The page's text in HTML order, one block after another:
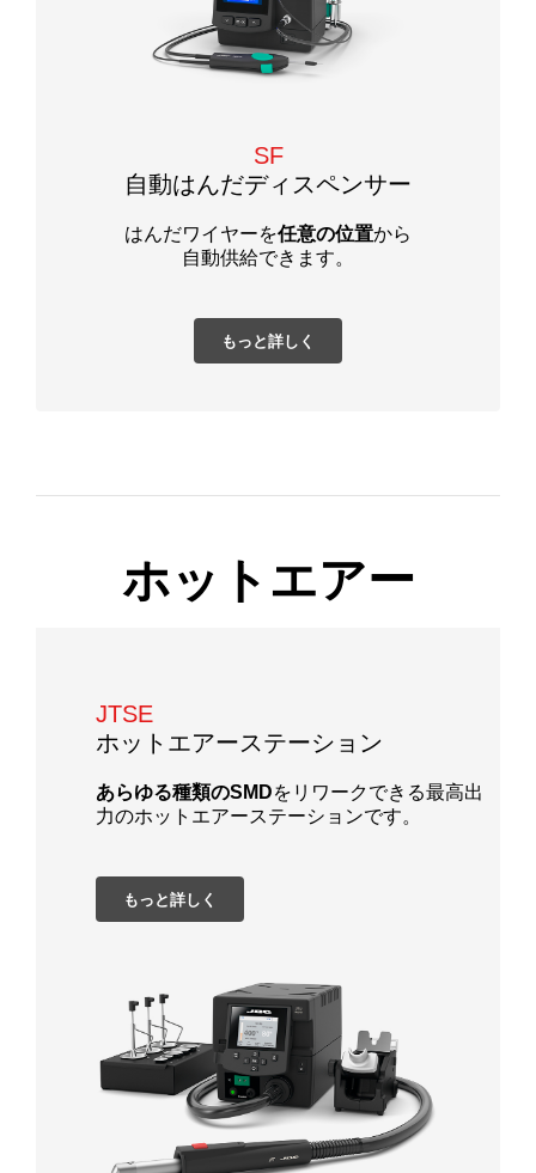
SF
自動はんだディスペンサー
はんだワイヤーを任意の位置から
自動供給できます。
もっと詳しく
ホットエアー
JTSE
ホットエアーステーション
あらゆる種類のSMDをリワークできる最高出
力のホットエアーステーションです。
もっと詳しく